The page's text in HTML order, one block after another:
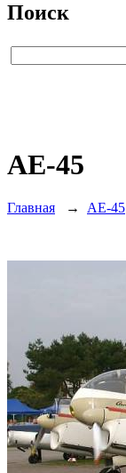
Поиск
AE-45
Главная → AE-45